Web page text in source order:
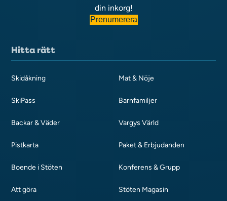
din inkorg!
Prenumerera
Hitta rätt
Skidåkning
SkiPass
Backar & Väder
Pistkarta
Boende i Stöten
Att göra
Mat & Nöje
Barnfamiljer
Vargys Värld
Paket & Erbjudanden
Konferens & Grupp
Stöten Magasin